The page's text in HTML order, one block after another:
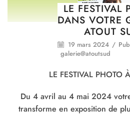
LE FESTIVAL
DANS VOTRE
ATOUT
19 mars 2024 /
galerie@atoutsud
LE FESTIVAL PHOTO
Du 4 avril au 4 mai 2024
transforme en exposition de